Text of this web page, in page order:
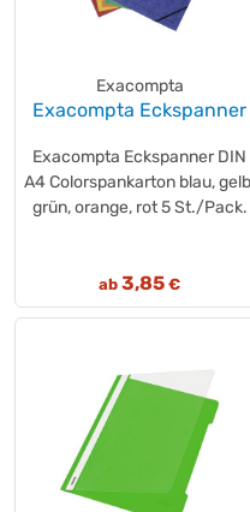
Exacompta
Exacompta Eckspanner
Exacompta Eckspanner DIN
A4 Colorspankarton blau,
grün, orange, rot 5 St./Pack.
ab 3,85 €